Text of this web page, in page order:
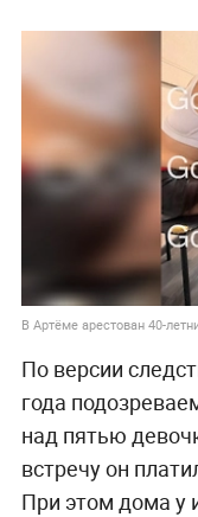
В Артёме арестован 40-
По версии
года
над пятью
встречу он
При этом дома у